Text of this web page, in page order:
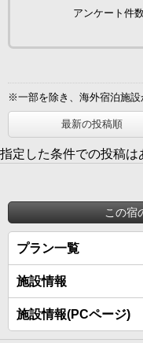
アンケート件
※一部を除き、海外宿泊施
最新の投稿順
指定した条件での投稿は
この宿
プラン一覧
施設情報
施設情報(PCページ)